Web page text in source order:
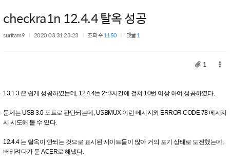
checkra1n 12.4.4 탈옥 성공
suritam9 2020.03.31 23:23 조회 수1150 댓글1
1
13.1.3 은 쉽게 성공하였는데, 12.4.4는 2~3시간에 걸쳐 10번 이상 하여 성공하였다.
문제는 USB 3.0 포트로 판단되는데, USBMUX 이런 메시지와 ERROR CODE 78 메시지
시 시도해 볼 수 있다.
12.4.4 는 탈옥이 안되는 것으로 표시된 사이트들이 많아 거의 포기 상태로 도전했는데,
버리려다가 둔 ACER로 해냈다.